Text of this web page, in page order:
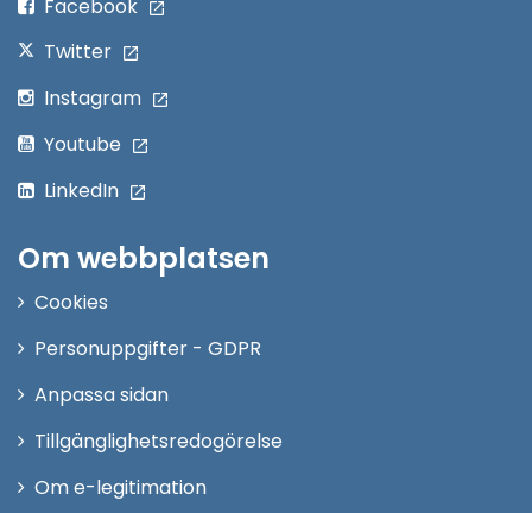
Facebook
Twitter
Instagram
Youtube
LinkedIn
Om webbplatsen
Cookies
Personuppgifter - GDPR
Anpassa sidan
Tillgänglighetsredogörelse
Om e-legitimation